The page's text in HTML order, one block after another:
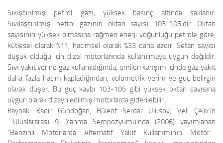
Sıkıştırılmış petrol gazı, yüksek basınç altında saklanır.
Sıvılaştırılmış petrol gazının oktan sayısı 103-105’dir. Oktan
sayısının yüksek olmasına rağmen enerji yoğunluğu petrole göre,
kütlesel olarak %11, hacimsel olarak %33 daha azdır. Setan sayısı
düşük olduğu için dizel motorlarında kullanılmaya uygun değildir.
Sıvı yakıt yerine gaz kullanıldığında, emilen karışım içinde gaz yakıt
daha fazla hacim kapladığından, volümetrik verim ve güç belirgin
olarak düşer. Bu güç kaybı 103-105 gibi yüksek oktan sayısına
uygun olarak dizayn edilmiş motorlarda giderilebilir.
Kaynak: Kadir Gündoğan, Bülent Serdar Ulusoy, Veli Çelik’in
Uluslararası 9. Yanma Sempozyumu’nda (2006) yayımlanan
“Benzinli Motorlarda Alternatif Yakıt Kullanımının Motor